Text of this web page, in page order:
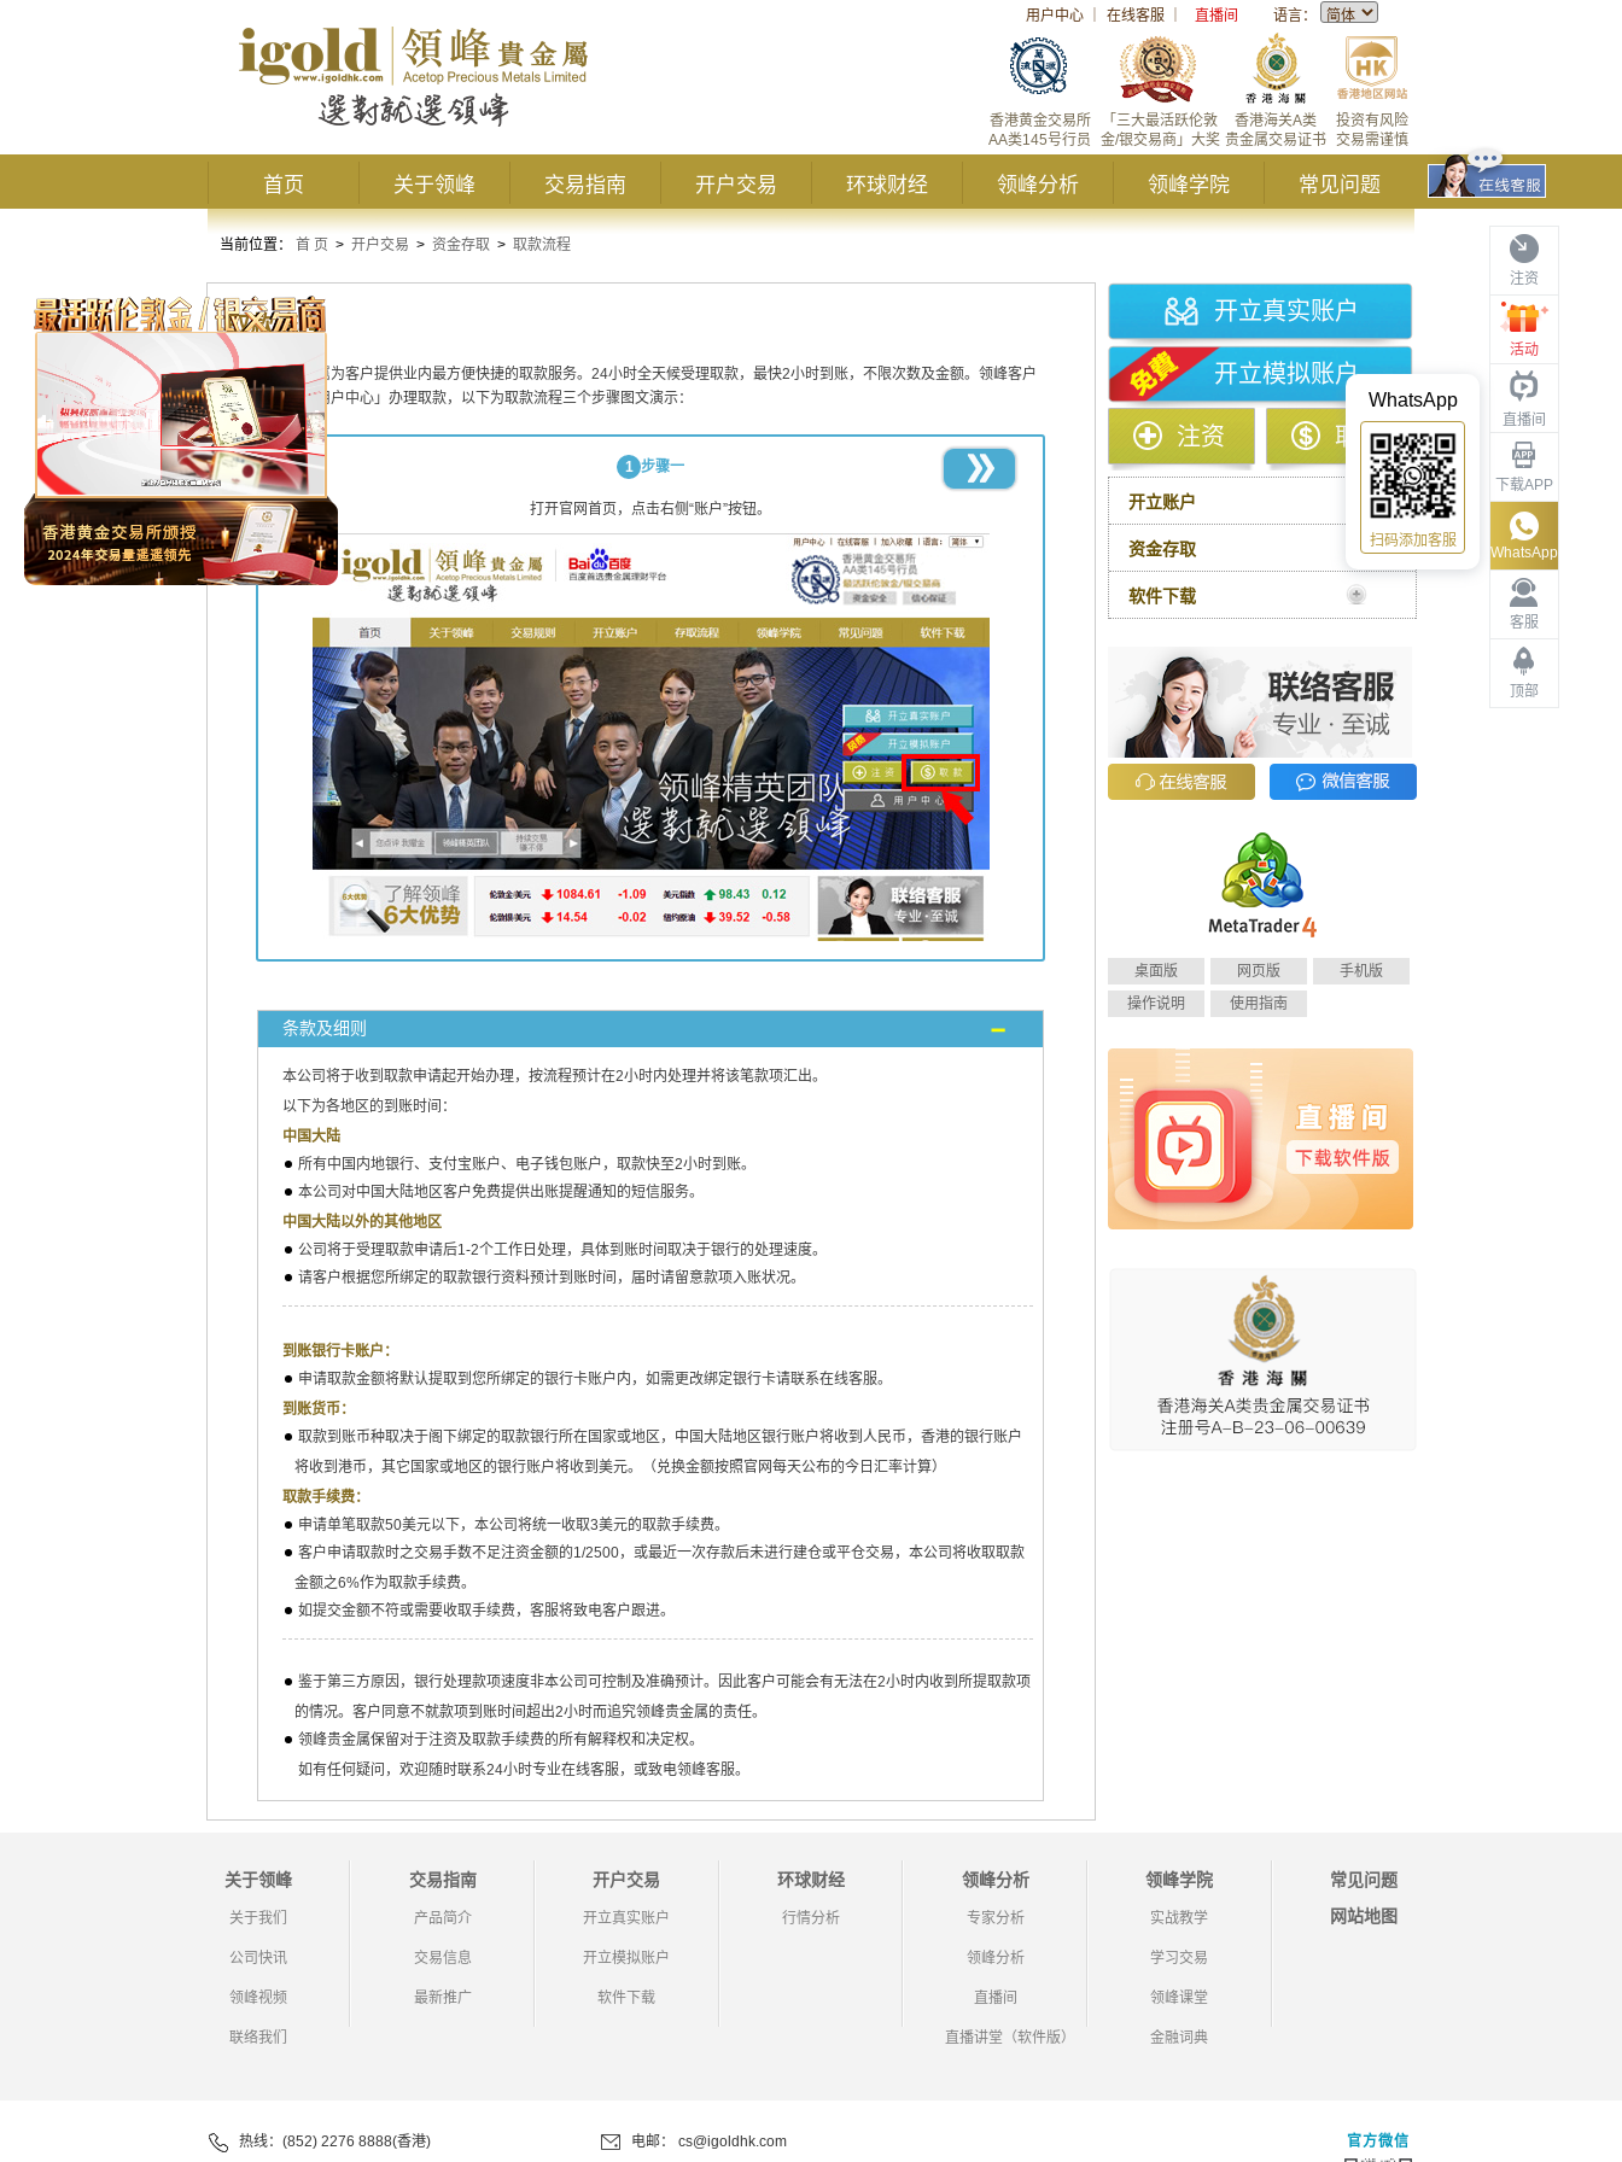
用户中心 在线客服 直播间 语言：
投资有风险
交易需谨慎
香港海关A类
贵金属交易证书
「三大最活跃伦敦
金/银交易商」大奖
香港黄金交易所
AA类145号行员
首页 关于领峰 交易指南 开户交易 环球财经 领峰分析 领峰学院 常见问题
注资
活动
直播间
下载APP
客服
顶部
WhatsApp
WhatsApp
扫码添加客服
当前位置： 首 页 > 开户交易 > 资金存取 > 取款流程
取款流程
贵金属为客户提供业内最方便快捷的取款服务。24小时全天候受理取款，最快2小时到账，不限次数及金额。领峰客户
可登入「用户中心」办理取款，以下为取款流程三个步骤图文演示：
1 步骤一
打开官网首页，点击右侧“账户”按钮。
条款及细则
本公司将于收到取款申请起开始办理，按流程预计在2小时内处理并将该笔款项汇出。
以下为各地区的到账时间：
中国大陆
所有中国内地银行、支付宝账户、电子钱包账户，取款快至2小时到账。
本公司对中国大陆地区客户免费提供出账提醒通知的短信服务。
中国大陆以外的其他地区
公司将于受理取款申请后1-2个工作日处理，具体到账时间取决于银行的处理速度。
请客户根据您所绑定的取款银行资料预计到账时间，届时请留意款项入账状况。
到账银行卡账户：
申请取款金额将默认提取到您所绑定的银行卡账户内，如需更改绑定银行卡请联系在线客服。
到账货币：
取款到账币种取决于阁下绑定的取款银行所在国家或地区，中国大陆地区银行账户将收到人民币，香港的银行账户
将收到港币，其它国家或地区的银行账户将收到美元。（兑换金额按照官网每天公布的今日汇率计算）
取款手续费：
申请单笔取款50美元以下，本公司将统一收取3美元的取款手续费。
客户申请取款时之交易手数不足注资金额的1/2500，或最近一次存款后未进行建仓或平仓交易，本公司将收取取款
金额之6%作为取款手续费。
如提交金额不符或需要收取手续费，客服将致电客户跟进。
鉴于第三方原因，银行处理款项速度非本公司可控制及准确预计。因此客户可能会有无法在2小时内收到所提取款项
的情况。客户同意不就款项到账时间超出2小时而追究领峰贵金属的责任。
领峰贵金属保留对于注资及取款手续费的所有解释权和决定权。
如有任何疑问，欢迎随时联系24小时专业在线客服，或致电领峰客服。
开立真实账户
开立模拟账户
注资 取款
开立账户
资金存取
软件下载
桌面版 网页版
手机版
操作说明
使用指南
关于领峰
关于我们
公司快讯
领峰视频
联络我们
交易指南
产品简介
交易信息
最新推广
开户交易
开立真实账户
开立模拟账户
软件下载
环球财经
行情分析
领峰分析
专家分析
领峰分析
直播间
直播讲堂（软件版）
领峰学院
实战教学
学习交易
领峰课堂
金融词典
常见问题
网站地图
热线：(852) 2276 8888(香港) 电邮： cs@igoldhk.com 官方微信